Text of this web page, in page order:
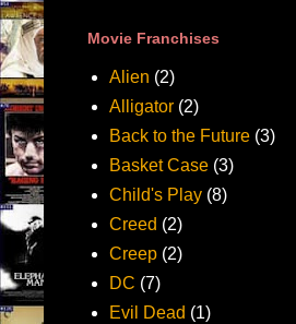
Movie Franchises
Alien (2)
Alligator (2)
Back to the Future (3)
Basket Case (3)
Child's Play (8)
Creed (2)
Creep (2)
DC (7)
Evil Dead (1)